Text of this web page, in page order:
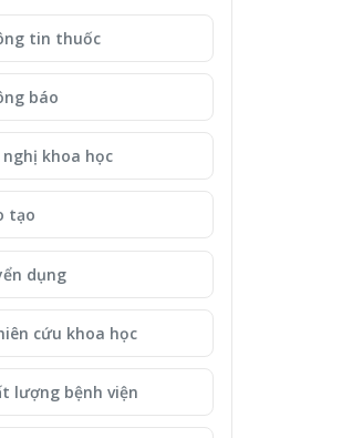
tin thuốc
báo
nghị khoa học
tạo
dụng
cứu khoa học
lượng bệnh viện